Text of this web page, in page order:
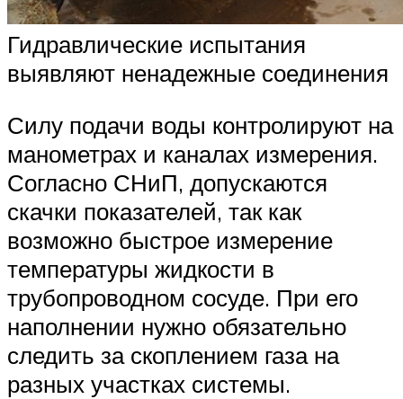
Гидравлические испытания
выявляют ненадежные соединения
Силу подачи воды контролируют на
манометрах и каналах измерения.
Согласно СНиП, допускаются
скачки показателей, так как
возможно быстрое измерение
температуры жидкости в
трубопроводном сосуде. При его
наполнении нужно обязательно
следить за скоплением газа на
разных участках системы.